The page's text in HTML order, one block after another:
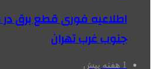
اطلاعیه فوری قطع برق در
جنوب غرب تهران
1 هفته پیش